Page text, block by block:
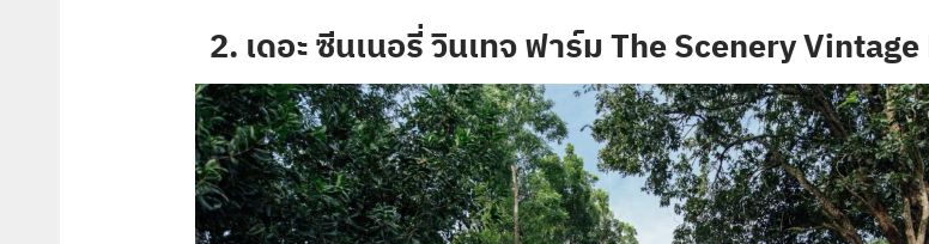
2. เดอะ ซีนเนอรี่ วินเทจ ฟาร์ม The Scenery Vintage